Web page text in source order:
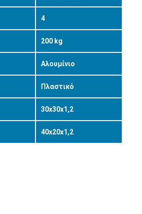
4
200 kg
Αλουμίνιο
Πλαστικό
30x30x1,2
40x20x1,2